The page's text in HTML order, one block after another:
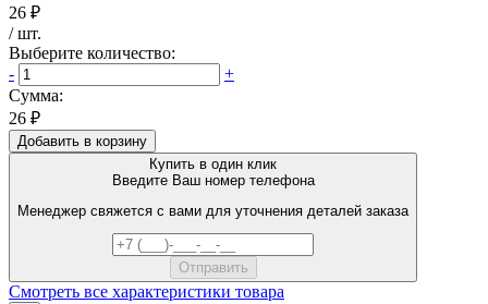
26 ₽
/шт.
Выберите количество:
-
+
Сумма:
26 ₽
Добавить в корзину
Купить в один клик
Введите Ваш номер телефона
Менеджер свяжется с вами для уточнения деталей заказа
Смотреть все характеристики товара